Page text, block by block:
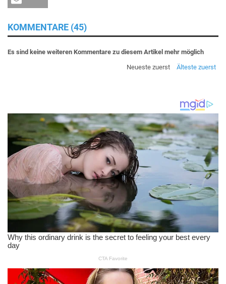
KOMMENTARE (45)
Es sind keine weiteren Kommentare zu diesem Artikel mehr möglich
Neueste zuerst
Älteste zuerst